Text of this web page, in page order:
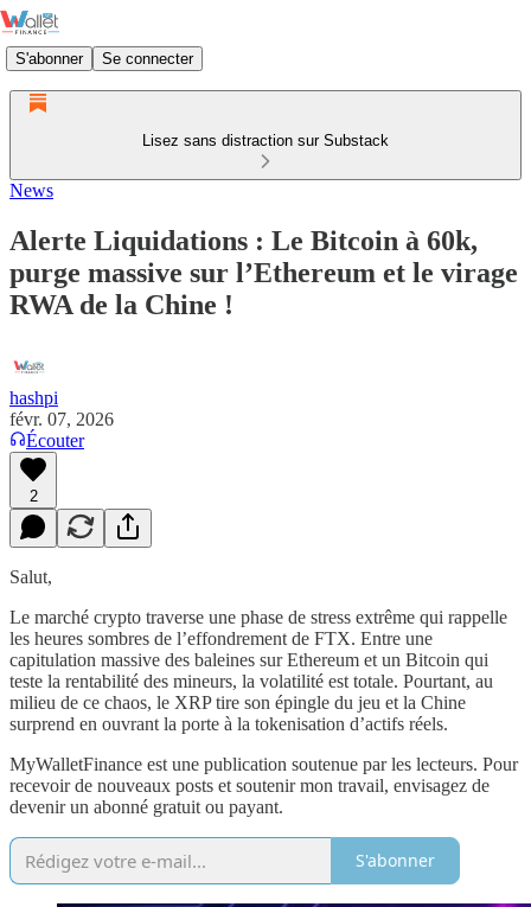
S'abonner Se connecter
Lisez sans distraction sur Substack
News
Alerte Liquidations : Le Bitcoin à 60k,
purge massive sur l’Ethereum et le virage
RWA de la Chine !
hashpi
févr. 07, 2026
Écouter
2
​Salut,
​Le marché crypto traverse une phase de stress extrême qui rappelle
les heures sombres de l’effondrement de FTX. Entre une
capitulation massive des baleines sur Ethereum et un Bitcoin qui
teste la rentabilité des mineurs, la volatilité est totale. Pourtant, au
milieu de ce chaos, le XRP tire son épingle du jeu et la Chine
surprend en ouvrant la porte à la tokenisation d’actifs réels.
MyWalletFinance est une publication soutenue par les lecteurs. Pour
recevoir de nouveaux posts et soutenir mon travail, envisagez de
devenir un abonné gratuit ou payant.
S'abonner